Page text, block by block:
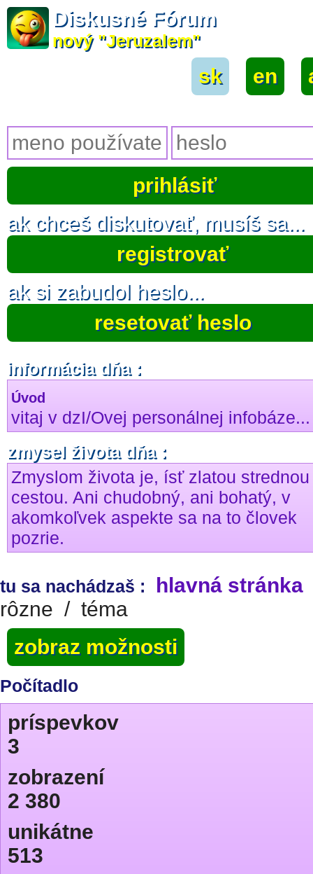
Diskusné Fórum
nový "Jeruzalem"
sk en
ak chceš diskutovať, musíš sa...
registrovať
ak si zabudol heslo...
resetovať heslo
informácia dňa :
Úvod
vitaj v dzI/Ovej personálnej infobáze...
zmysel života dňa :
Zmyslom života je, ísť zlatou strednou
cestou. Ani chudobný, ani bohatý, v
akomkoľvek aspekte sa na to človek
pozrie.
tu sa nachádzaš : hlavná stránka
rôzne / téma
zobraz možnosti
Počítadlo
príspevkov
3
zobrazení
2 380
unikátne
513